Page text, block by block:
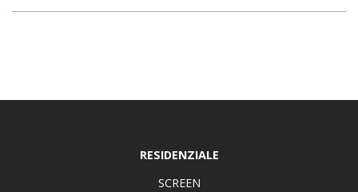
RESIDENZIALE
SCREEN